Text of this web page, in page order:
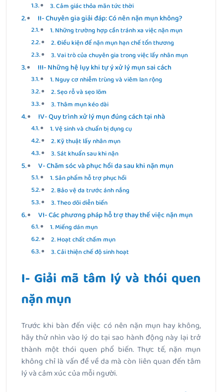
3. Cảm giác thỏa mãn tức thời
II- Chuyên gia giải đáp: Có nên nặn mụn không?
1. Những trường hợp cần tránh xa việc nặn mụn
2. Điều kiện để nặn mụn hạn chế tổn thương
3. Vai trò của chuyên gia trong việc lấy nhân mụn
III- Những hệ lụy khi tự ý xử lý mụn sai cách
1. Nguy cơ nhiễm trùng và viêm lan rộng
2. Sẹo rỗ và sẹo lõm
3. Thâm mụn kéo dài
IV- Quy trình xử lý mụn đúng cách tại nhà
1. Vệ sinh và chuẩn bị dụng cụ
2. Kỹ thuật lấy nhân mụn
3. Sát khuẩn sau khi nặn
V- Chăm sóc và phục hồi da sau khi nặn mụn
1. Sản phẩm hỗ trợ phục hồi
2. Bảo vệ da trước ánh nắng
3. Theo dõi diễn biến
VI- Các phương pháp hỗ trợ thay thế việc nặn mụn
1. Miếng dán mụn
2. Hoạt chất chấm mụn
3. Cải thiện chế độ sinh hoạt
I- Giải mã tâm lý và thói quen
nặn mụn
Trước khi bàn đến việc có nên nặn mụn hay không,
hãy thử nhìn vào lý do tại sao hành động này lại trở
thành một thói quen phổ biến. Thực tế, nặn mụn
không chỉ là vấn đề về da mà còn liên quan đến tâm
lý và cảm xúc của mỗi người.